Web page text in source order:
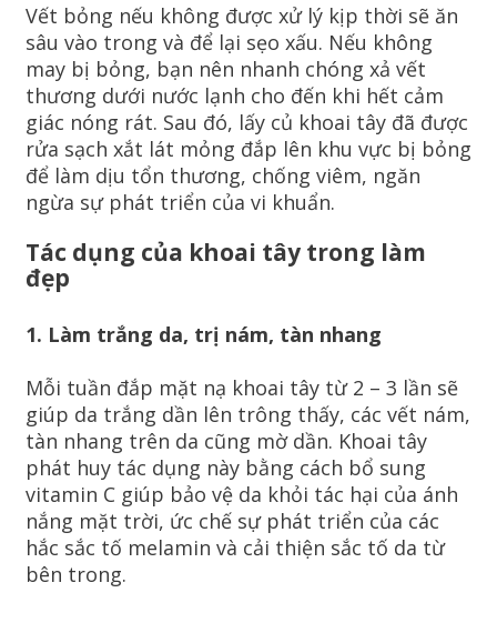
Vết bỏng nếu không được xử lý kịp thời sẽ ăn
sâu vào trong và để lại sẹo xấu. Nếu không
may bị bỏng, bạn nên nhanh chóng xả vết
thương dưới nước lạnh cho đến khi hết cảm
giác nóng rát. Sau đó, lấy củ khoai tây đã được
rửa sạch xắt lát mỏng đắp lên khu vực bị bỏng
để làm dịu tổn thương, chống viêm, ngăn
ngừa sự phát triển của vi khuẩn.
Tác dụng của khoai tây trong làm
đẹp
1. Làm trắng da, trị nám, tàn nhang
Mỗi tuần đắp mặt nạ khoai tây từ 2 – 3 lần sẽ
giúp da trắng dần lên trông thấy, các vết nám,
tàn nhang trên da cũng mờ dần. Khoai tây
phát huy tác dụng này bằng cách bổ sung
vitamin C giúp bảo vệ da khỏi tác hại của ánh
nắng mặt trời, ức chế sự phát triển của các
hắc sắc tố melamin và cải thiện sắc tố da từ
bên trong.